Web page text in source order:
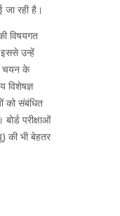
जा रही है।
विषयगत
इससे उन्हें
चयन के
विशेषज्ञ
को संबंधित
परीक्षाओं
की भी बेहतर